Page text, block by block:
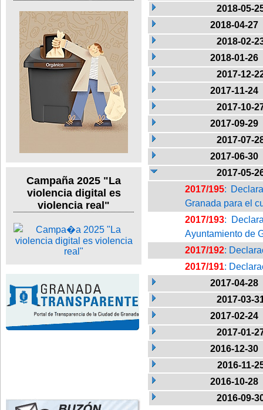
Campaña 2025 "La
violencia digital es
violencia real"
2018-05-
2018-04-27
2018-02-
2018-01-26
2017-12-
2017-11-24
2017-10-
2017-09-29
2017-07-
2017-06-30
2017-05-
2017/195:
Granada para el
2017/193:
Ayuntamiento de
2017/192:
2017/191:
2017-04-28
2017-03-
2017-02-24
2017-01-
2016-12-30
2016-11-
2016-10-28
2016-09-